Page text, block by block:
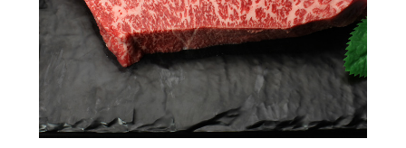
サステナブル・和牛
千代幻豚 贈り物・ギフト